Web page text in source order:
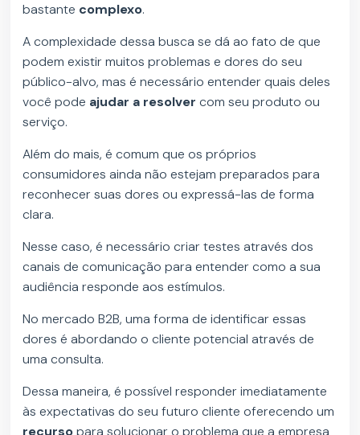
bastante complexo.
A complexidade dessa busca se dá ao fato de que
podem existir muitos problemas e dores do seu
público-alvo, mas é necessário entender quais deles
você pode ajudar a resolver com seu produto ou
serviço.
Além do mais, é comum que os próprios
consumidores ainda não estejam preparados para
reconhecer suas dores ou expressá-las de forma
clara.
Nesse caso, é necessário criar testes através dos
canais de comunicação para entender como a sua
audiência responde aos estímulos.
No mercado B2B, uma forma de identificar essas
dores é abordando o cliente potencial através de
uma consulta.
Dessa maneira, é possível responder imediatamente
às expectativas do seu futuro cliente oferecendo um
recursopara solucionar o problema que a empresa